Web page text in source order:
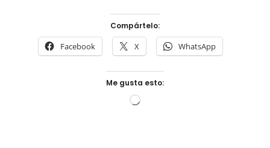
Compártelo:
Facebook X WhatsApp
Me gusta esto:
Cargando...